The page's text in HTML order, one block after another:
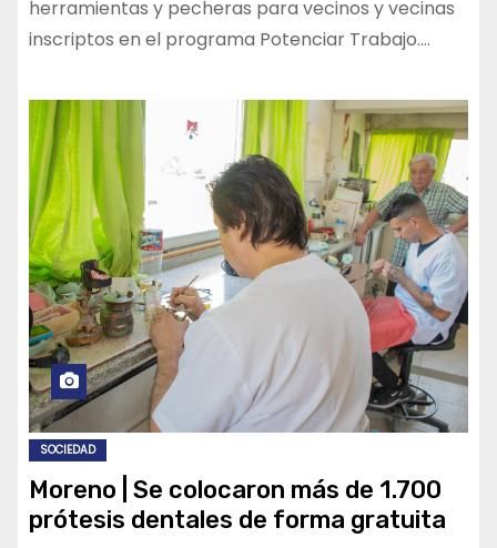
herramientas y pecheras para vecinos y vecinas
inscriptos en el programa Potenciar Trabajo.…
SOCIEDAD
Moreno | Se colocaron más de 1.700
prótesis dentales de forma gratuita